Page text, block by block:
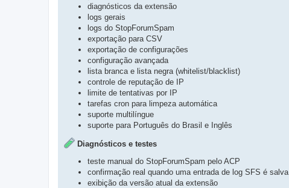
diagnósticos da extensão
logs gerais
logs do StopForumSpam
exportação para CSV
exportação de configurações
configuração avançada
lista branca e lista negra (whitelist/blacklist)
controle de reputação de IP
limite de tentativas por IP
tarefas cron para limpeza automática
suporte multilíngue
suporte para Português do Brasil e Inglês
Diagnósticos e testes
teste manual do StopForumSpam pelo ACP
confirmação real quando uma entrada de log SFS é salva
exibição da versão atual da extensão